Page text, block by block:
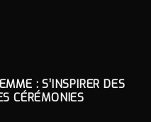
: S’INSPIRER DES
CÉRÉMONIES